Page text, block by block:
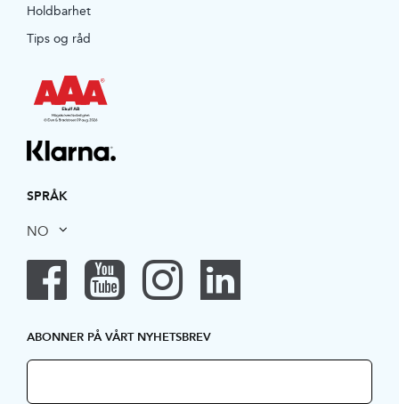
Holdbarhet
Tips og råd
SPRÅK
NO
ABONNER PÅ VÅRT NYHETSBREV